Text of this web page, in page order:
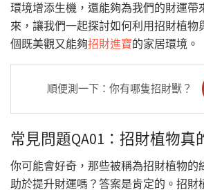
環境增添生機，還能夠為我們的財運帶
來，讓我們一起探討如何利用招財植物
個既美觀又能夠招財進寶的家居環境。
順便測一下：你有哪隻招財獸？
常見問題QA01：招財植物真
你可能會好奇，那些被稱為招財植物的
助於提升財運嗎？答案是肯定的。招財